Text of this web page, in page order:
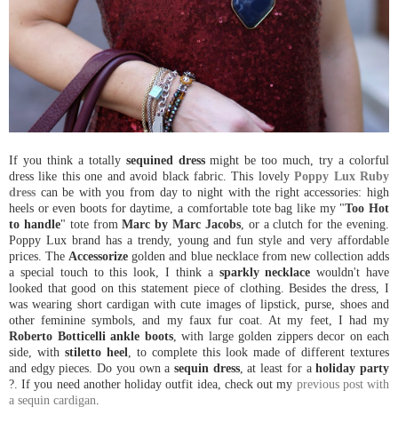
If you think a totally sequined dressmight be too much, try a colorful
dress like this one and avoid black fabric. This lovelyPoppy Lux Ruby
dress can be with you from day to night with the right accessories: high
heels or even boots for daytime, a comfortable tote bag like my "Too Hot
to handle" tote fromMarc by Marc Jacobs, or a clutch for the evening.
Poppy Lux brand has a trendy, young and fun style and very affordable
prices. The Accessorize golden and blue necklace from new collection adds
a special touch to this look, I think a sparkly necklace wouldn't have
looked that good on this statement piece of clothing. Besides the dress, I
was wearing short cardigan with cute images of lipstick, purse, shoes and
other feminine symbols, and my faux fur coat. At my feet, I had my
Roberto Botticelli ankle boots, with large golden zippers decor on each
side, with stiletto heel , to complete this look made of different textures
and edgy pieces. Do you own a sequin dress, at least for aholiday party
?. If you need another holiday outfit idea, check out my previous post with
a sequin cardigan